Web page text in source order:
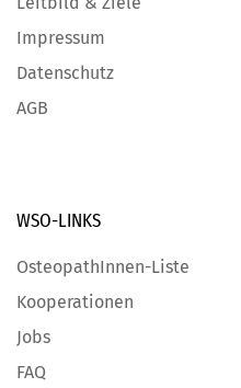
Impressum
Datenschutz
AGB
WSO-LINKS
OsteopathInnen-Liste
Kooperationen
Jobs
FAQ